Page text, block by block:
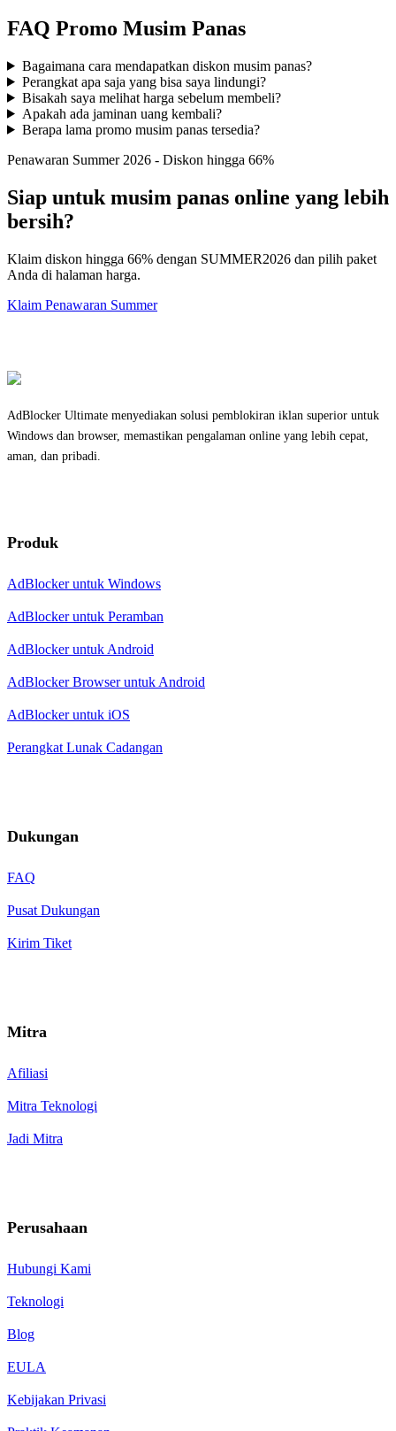
FAQ Promo Musim Panas
Bagaimana cara mendapatkan diskon musim panas?
Perangkat apa saja yang bisa saya lindungi?
Bisakah saya melihat harga sebelum membeli?
Apakah ada jaminan uang kembali?
Berapa lama promo musim panas tersedia?
Penawaran Summer 2026 - Diskon hingga 66%
Siap untuk musim panas online yang lebih
bersih?
Klaim diskon hingga 66% dengan SUMMER2026 dan pilih paket
Anda di halaman harga.
Klaim Penawaran Summer
AdBlocker Ultimate menyediakan solusi pemblokiran iklan superior untuk
Windows dan browser, memastikan pengalaman online yang lebih cepat,
aman, dan pribadi.
Produk
AdBlocker untuk Windows
AdBlocker untuk Peramban
AdBlocker untuk Android
AdBlocker Browser untuk Android
AdBlocker untuk iOS
Perangkat Lunak Cadangan
Dukungan
FAQ
Pusat Dukungan
Kirim Tiket
Mitra
Afiliasi
Mitra Teknologi
Jadi Mitra
Perusahaan
Hubungi Kami
Teknologi
Blog
EULA
Kebijakan Privasi